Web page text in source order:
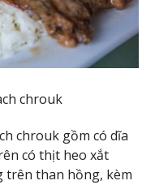
chrouk
chrouk gồm có dĩa
có thịt heo xắt
trên than hồng, kèm